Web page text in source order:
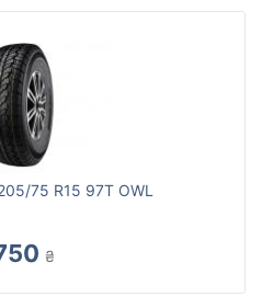
75 R15 97T OWL
₴